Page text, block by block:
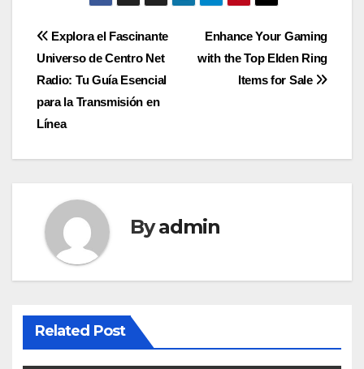
Post
navigation
Enhance Your Gaming
with the Top Elden Ring
Items for Sale
Explora el Fascinante
Universo de Centro Net
Radio: Tu Guía Esencial
para la Transmisión en
Línea
Byadmin
Related Post